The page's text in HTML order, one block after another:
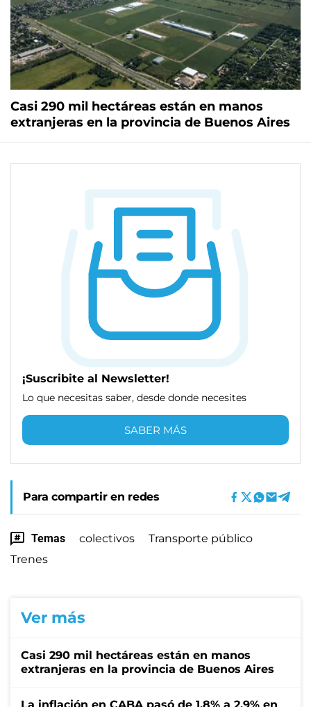
Casi 290 mil hectáreas están en manos
extranjeras en la provincia de Buenos Aires
¡Suscribite al Newsletter!
Lo que necesitas saber, desde donde necesites
SABER MÁS
Para compartir en redes
Temas colectivos
Transporte público
Trenes
Ver más
Casi 290 mil hectáreas están en manos
extranjeras en la provincia de Buenos Aires